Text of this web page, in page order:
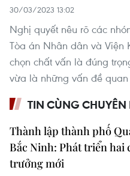
30/03/2023 13:02
Nghị quyết nêu rõ các
Tòa án Nhân dân và Viện
chọn chất vấn là đúng
vừa là những vấn đề quan
TIN CÙNG CHUYÊN
Thành lập thành phố
Bắc Ninh: Phát triển hai
trưởng mới